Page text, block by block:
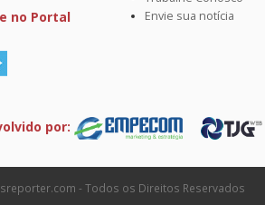
no Portal
Envie sua notícia
por:
- Todos os Direitos Reservados